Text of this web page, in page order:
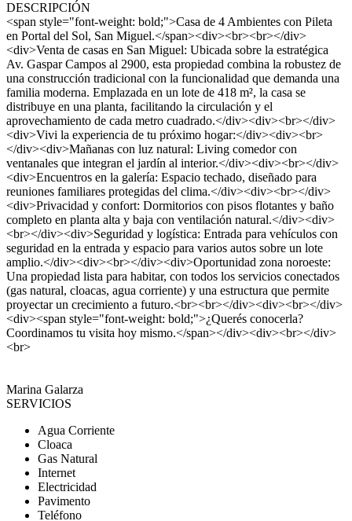
DESCRIPCIÓN
<span style="font-weight: bold;">Casa de 4 Ambientes con Pileta
en Portal del Sol, San Miguel.</span><div><br><br></div>
<div>Venta de casas en San Miguel: Ubicada sobre la estratégica
Av. Gaspar Campos al 2900, esta propiedad combina la robustez de
una construcción tradicional con la funcionalidad que demanda una
familia moderna. Emplazada en un lote de 418 m², la casa se
distribuye en una planta, facilitando la circulación y el
aprovechamiento de cada metro cuadrado.</div><div><br></div>
<div>Vivi la experiencia de tu próximo hogar:</div><div><br>
</div><div>Mañanas con luz natural: Living comedor con
ventanales que integran el jardín al interior.</div><div><br></div>
<div>Encuentros en la galería: Espacio techado, diseñado para
reuniones familiares protegidas del clima.</div><div><br></div>
<div>Privacidad y confort: Dormitorios con pisos flotantes y baño
completo en planta alta y baja con ventilación natural.</div><div>
<br></div><div>Seguridad y logística: Entrada para vehículos con
seguridad en la entrada y espacio para varios autos sobre un lote
amplio.</div><div><br></div><div>Oportunidad zona noroeste:
Una propiedad lista para habitar, con todos los servicios conectados
(gas natural, cloacas, agua corriente) y una estructura que permite
proyectar un crecimiento a futuro.<br><br></div><div><br></div>
<div><span style="font-weight: bold;">¿Querés conocerla?
Coordinamos tu visita hoy mismo.</span></div><div><br></div>
<br>
Marina Galarza
SERVICIOS
Agua Corriente
Cloaca
Gas Natural
Internet
Electricidad
Pavimento
Teléfono